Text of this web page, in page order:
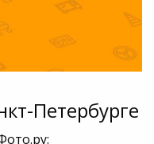
Петербурге